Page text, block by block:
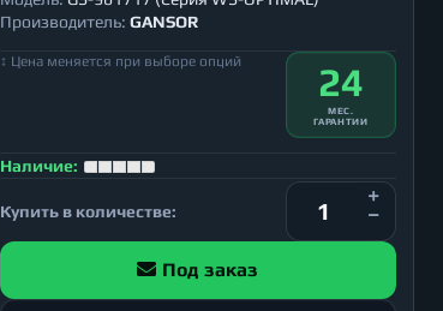
Производитель: GANSOR
↕ Цена меняется при выборе опций 24
МЕС.
ГАРАНТИИ
Наличие:
Купить в количестве:
Под заказ